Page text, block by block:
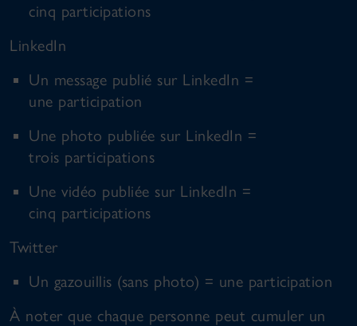
cinq participations
LinkedIn
Un message publié sur LinkedIn =
une participation
Une photo publiée sur LinkedIn =
trois participations
Une vidéo publiée sur LinkedIn =
cinq participations
Twitter
Un gazouillis (sans photo) = une participation
À noter que chaque personne peut cumuler un